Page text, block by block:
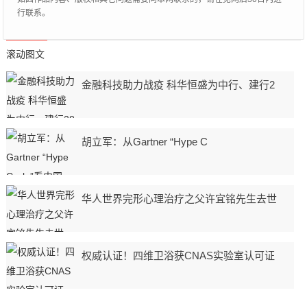
行联系。
滚动图文
金融科技助力战疫 科华恒盛为中行、建行2
胡立军：从Gartner “Hype C
华人世界完形心理治疗之父许宜铭先生去世
权威认证！四维卫浴获CNAS实验室认可证